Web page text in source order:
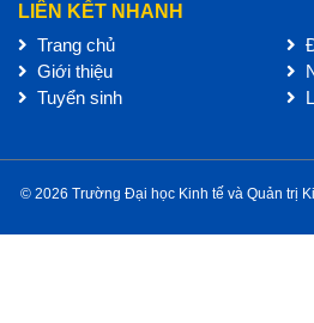
LIÊN KẾT NHANH
Trang chủ
Giới thiệu
Tuyển sinh
© 2026 Trường Đại học Kinh tế và Quản trị